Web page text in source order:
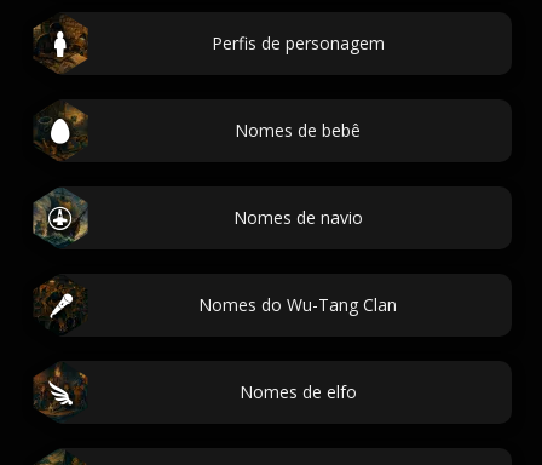
Perfis de personagem
Nomes de bebê
Nomes de navio
Nomes do Wu-Tang Clan
Nomes de elfo